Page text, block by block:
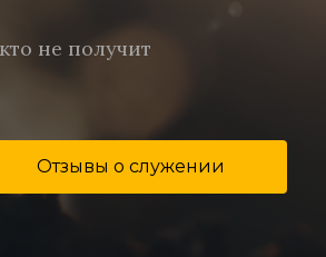
не получит
Отзывы о служении